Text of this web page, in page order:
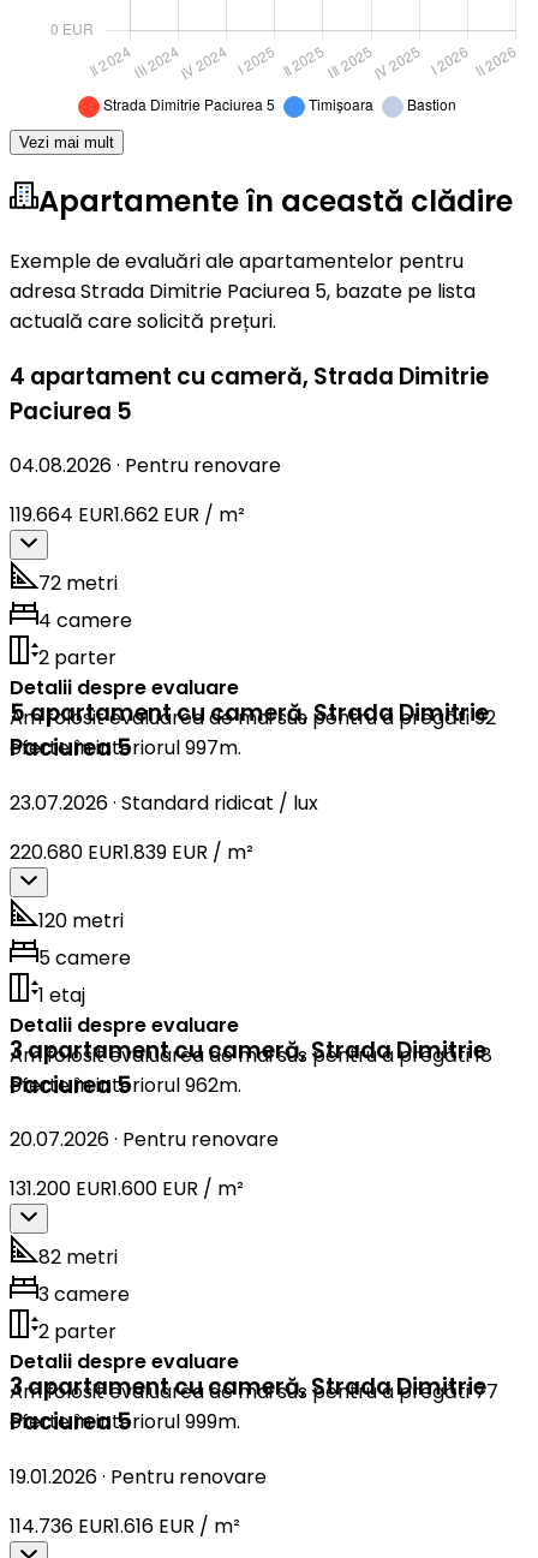
Vezi mai mult
Apartamente în această clădire
Exemple de evaluări ale apartamentelor pentru
adresa Strada Dimitrie Paciurea 5, bazate pe lista
actuală care solicită prețuri.
4 apartament cu cameră, Strada Dimitrie
Paciurea 5
04.08.2026· Pentru renovare
119.664 EUR1.662 EUR / m²
72 metri
4 camere
2 parter
Detalii despre evaluare
Am folosit evaluarea de mai sus pentru a pregăti 92
oferte în interiorul 997m.
5 apartament cu cameră,Strada Dimitrie
Paciurea 5
23.07.2026· Standard ridicat / lux
220.680 EUR1.839 EUR / m²
120 metri
5 camere
1 etaj
Detalii despre evaluare
Am folosit evaluarea de mai sus pentru a pregăti 18
oferte în interiorul 962m.
3 apartament cu cameră,Strada Dimitrie
Paciurea 5
20.07.2026· Pentru renovare
131.200 EUR1.600 EUR / m²
82 metri
3 camere
2 parter
Detalii despre evaluare
Am folosit evaluarea de mai sus pentru a pregăti 77
oferte în interiorul 999m.
3 apartament cu cameră,Strada Dimitrie
Paciurea 5
19.01.2026· Pentru renovare
114.736 EUR1.616 EUR / m²